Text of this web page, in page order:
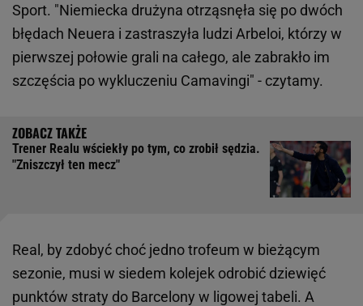
Sport. "Niemiecka drużyna otrząsnęła się po dwóch
błędach Neuera i zastraszyła ludzi Arbeloi, którzy w
pierwszej połowie grali na całego, ale zabrakło im
szczęścia po wykluczeniu Camavingi" - czytamy.
Trener Realu wściekły po tym, co zrobił sędzia.
"Zniszczył ten mecz"
Real, by zdobyć choć jedno trofeum w bieżącym
sezonie, musi w siedem kolejek odrobić dziewięć
punktów straty do Barcelony w ligowej tabeli. A